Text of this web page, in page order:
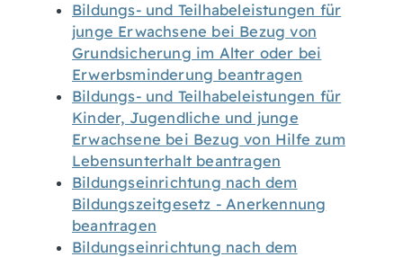
Bildungs- und Teilhabeleistungen für
junge Erwachsene bei Bezug von
Grundsicherung im Alter oder bei
Erwerbsminderung beantragen
Bildungs- und Teilhabeleistungen für
Kinder, Jugendliche und junge
Erwachsene bei Bezug von Hilfe zum
Lebensunterhalt beantragen
Bildungseinrichtung nach dem
Bildungszeitgesetz - Anerkennung
beantragen
Bildungseinrichtung nach dem